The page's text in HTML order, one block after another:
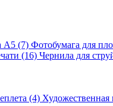
A5 (7) Фотобумага для
(16) Чернила для
(4) Художественная